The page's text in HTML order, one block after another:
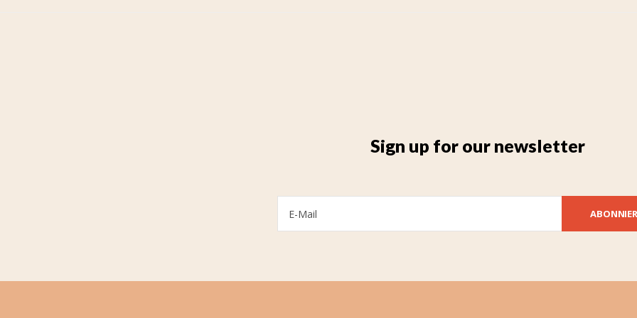
Sign up for our newsletter